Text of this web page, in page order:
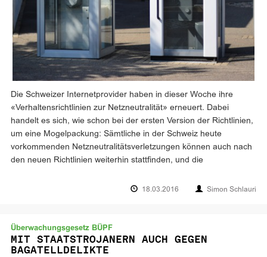
Die Schweizer Internetprovider haben in dieser Woche ihre
«Verhaltensrichtlinien zur Netzneutralität» erneuert. Dabei
handelt es sich, wie schon bei der ersten Version der Richtlinien,
um eine Mogelpackung: Sämtliche in der Schweiz heute
vorkommenden Netzneutralitätsverletzungen können auch nach
den neuen Richtlinien weiterhin stattfinden, und die
18.03.2016 Simon Schlauri
Überwachungsgesetz BÜPF
MIT STAATSTROJANERN AUCH GEGEN
BAGATELLDELIKTE